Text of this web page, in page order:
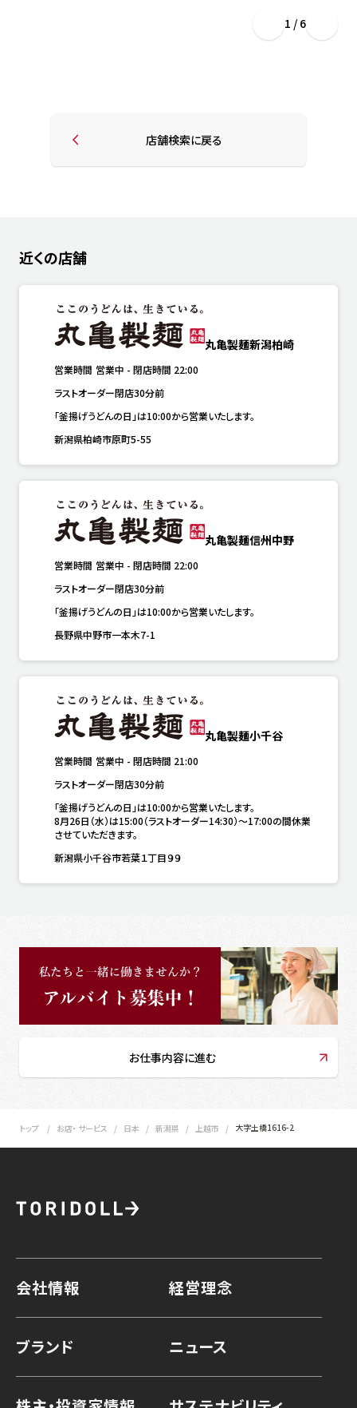
1 / 6
店舗検索に戻る
近くの店舗
丸亀製麺新潟柏崎
営業時間 営業中 - 閉店時間 22:00
ラストオーダー閉店30分前
「釜揚げうどんの日」は10:00から営業いたします。
新潟県柏崎市原町5-55
丸亀製麺信州中野
営業時間 営業中 - 閉店時間 22:00
ラストオーダー閉店30分前
「釜揚げうどんの日」は10:00から営業いたします。
長野県中野市一本木7-1
丸亀製麺小千谷
営業時間 営業中 - 閉店時間 21:00
ラストオーダー閉店30分前
「釜揚げうどんの日」は10:00から営業いたします。
8月26日（水）は15:00（ラストオーダー14:30）～17:00の間休業
させていただきます。
新潟県小千谷市若葉１丁目９９
お仕事内容に進む
トップ お店・ サービス 日本 新潟県 上越市 大字土橋1616-2
会社情報 経営理念
ブランド ニュース